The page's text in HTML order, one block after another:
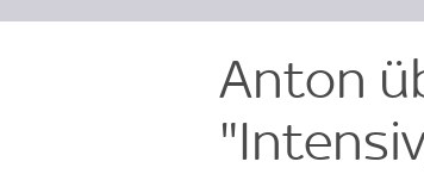
Anton